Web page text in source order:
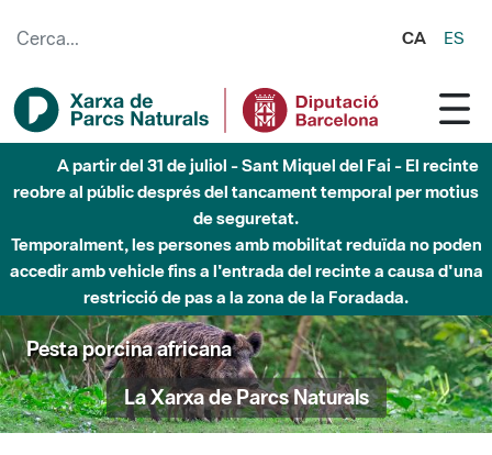
CA ES
A partir del 31 de juliol - Sant Miquel del Fai - El recinte
reobre al públic després del tancament temporal per motius
de seguretat.
Temporalment, les persones amb mobilitat reduïda no poden
accedir amb vehicle fins a l'entrada del recinte a causa d'una
restricció de pas a la zona de la Foradada.
Pesta porcina africana
La Xarxa de Parcs Naturals